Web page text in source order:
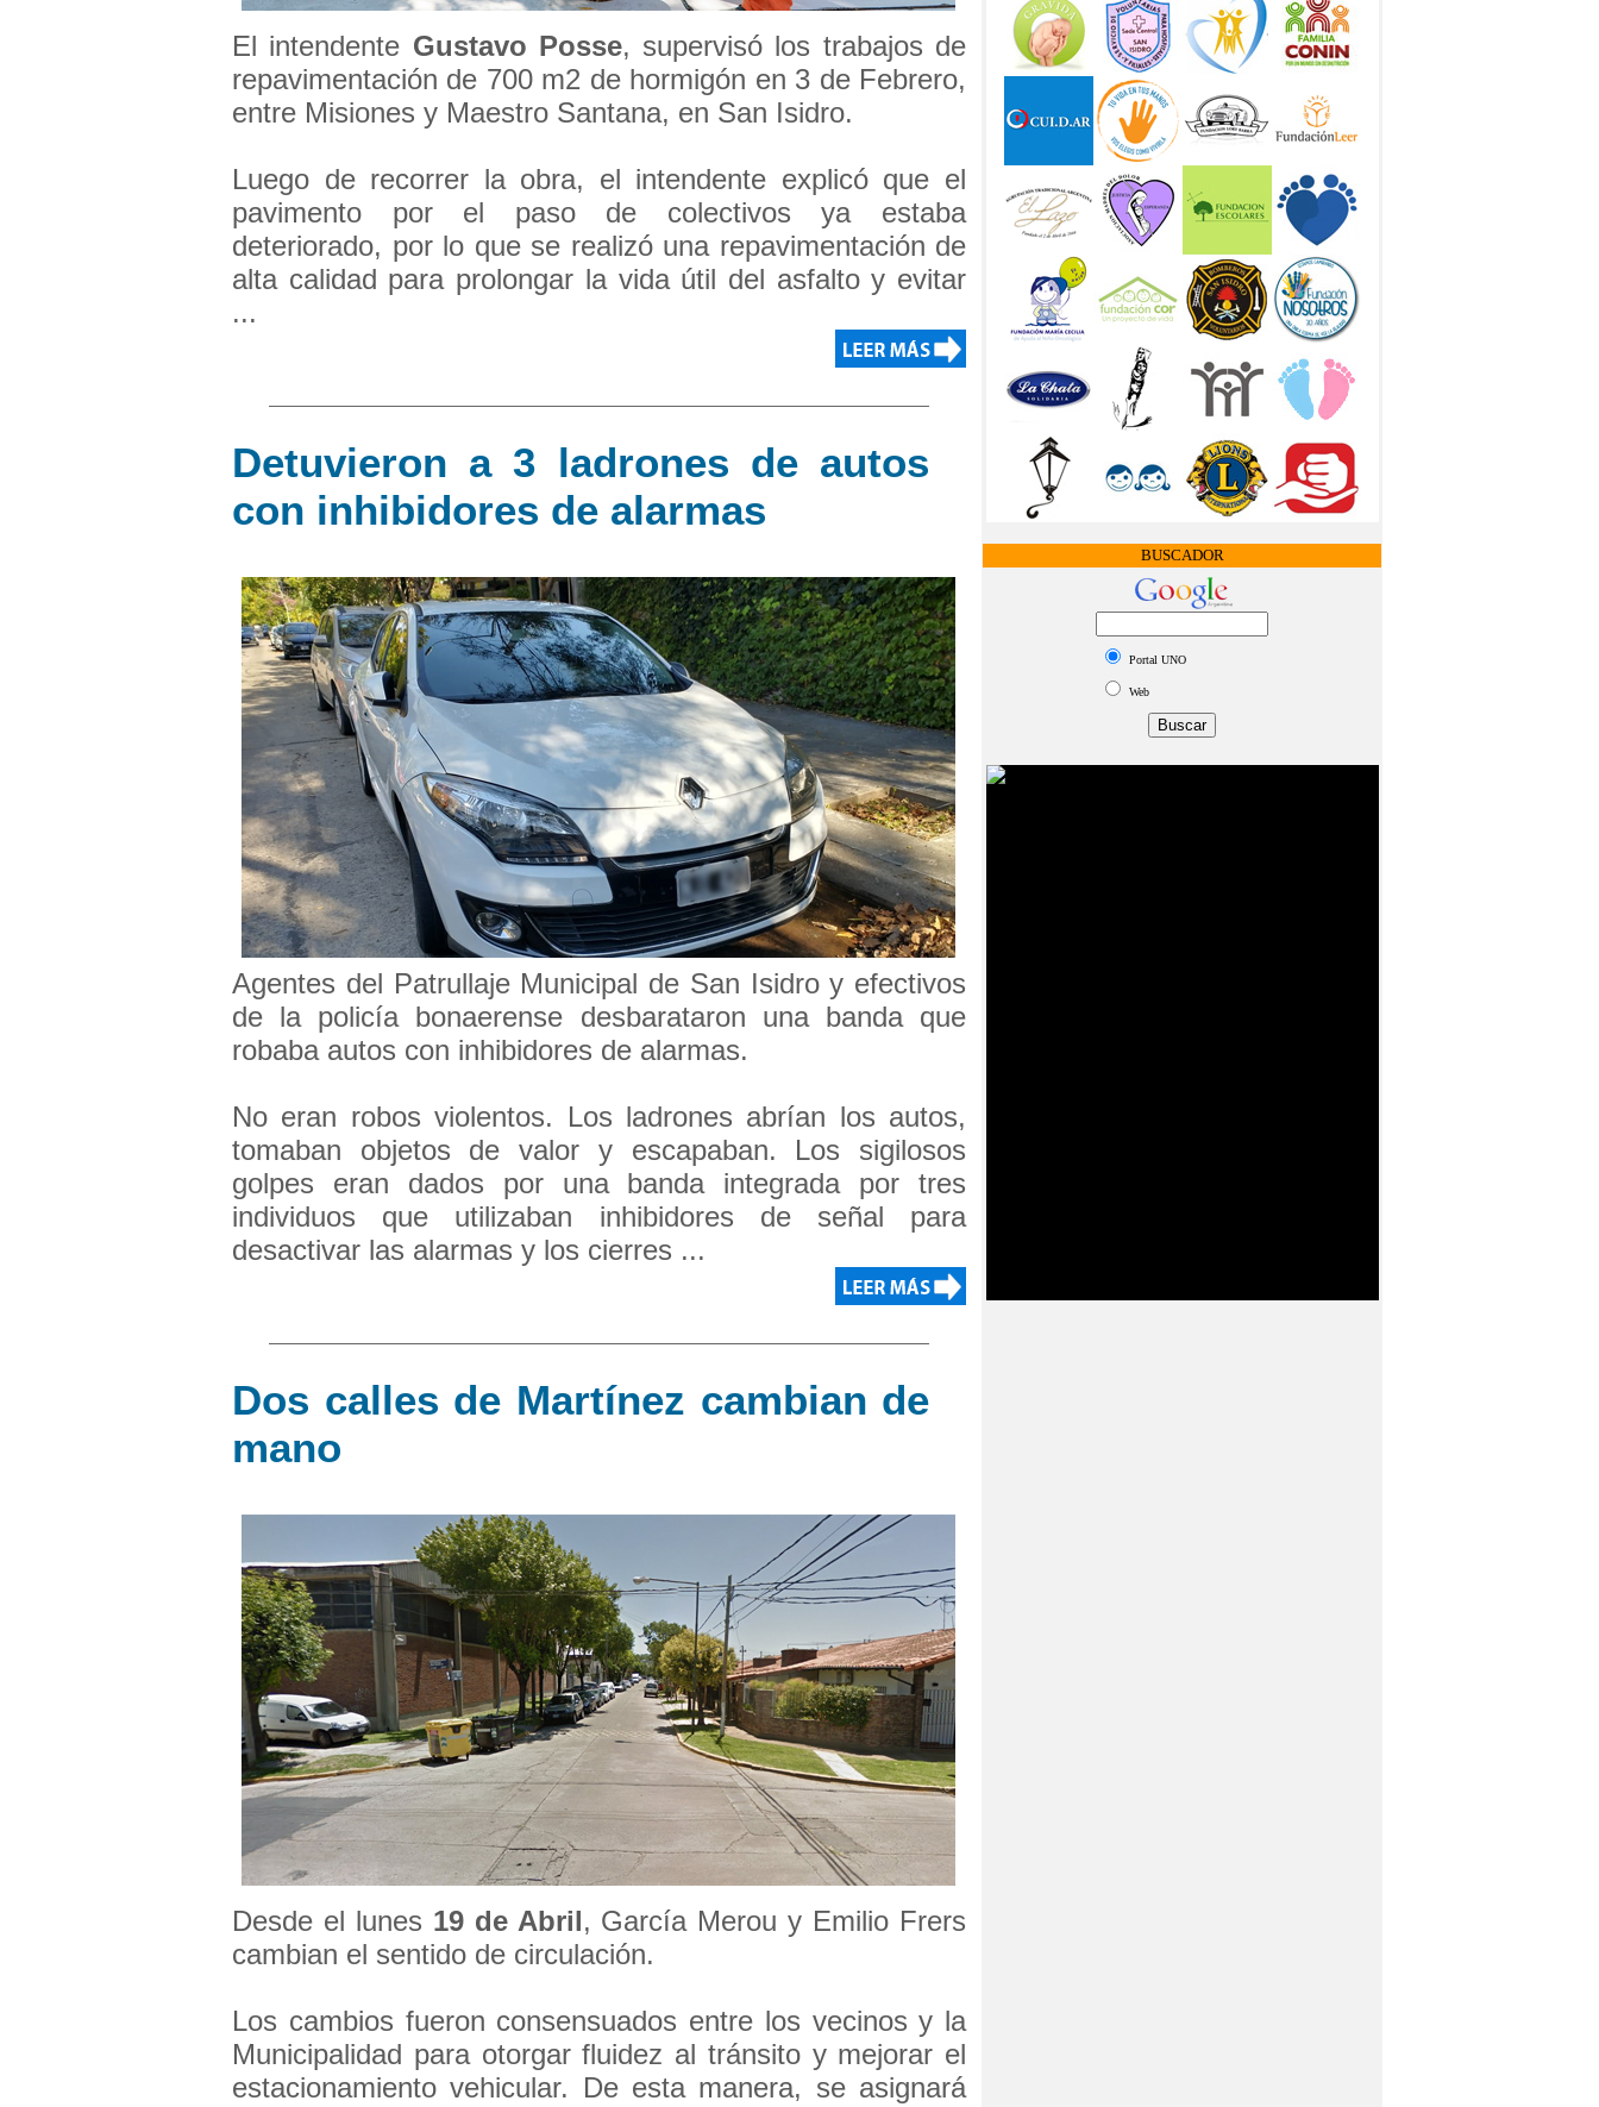
BUSCADOR
Portal UNO
Web
El intendente Gustavo Posse, supervisó los trabajos de
repavimentación de 700 m2 de hormigón en 3 de Febrero,
entre Misiones y Maestro Santana, en San Isidro.
Luego de recorrer la obra, el intendente explicó que el
pavimento por el paso de colectivos ya estaba
deteriorado, por lo que se realizó una repavimentación de
alta calidad para prolongar la vida útil del asfalto y evitar
...
Detuvieron a 3 ladrones de autos
con inhibidores de alarmas
Agentes del Patrullaje Municipal de San Isidro y efectivos
de la policía bonaerense desbarataron una banda que
robaba autos con inhibidores de alarmas.
No eran robos violentos. Los ladrones abrían los autos,
tomaban objetos de valor y escapaban. Los sigilosos
golpes eran dados por una banda integrada por tres
individuos que utilizaban inhibidores de señal para
desactivar las alarmas y los cierres ...
Dos calles de Martínez cambian de
mano
Desde el lunes 19 de Abril, García Merou y Emilio Frers
cambian el sentido de circulación.
Los cambios fueron consensuados entre los vecinos y la
Municipalidad para otorgar fluidez al tránsito y mejorar el
estacionamiento vehicular. De esta manera, se asignará